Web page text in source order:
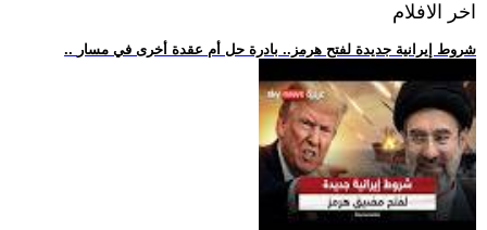
اخر الافلام
.. شروط إيرانية جديدة لفتح هرمز.. بادرة حل أم عقدة أخرى في مسار